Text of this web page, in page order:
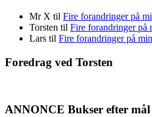
Mr X til Fire forandringer på
Torsten til Fire forandringer på
Lars til Fire forandringer på
Foredrag ved Torsten
ANNONCE Bukser efter mål